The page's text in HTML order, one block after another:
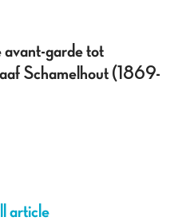
garde tot
Schamelhout (1869-
article